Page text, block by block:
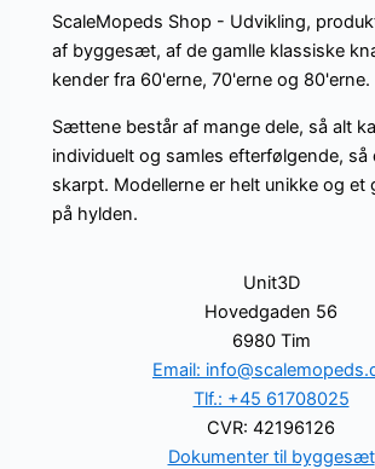
ScaleMopeds Shop - Udvikling,
af byggesæt, af de gamlle klassiske
kender fra 60'erne, 70'erne og 80'erne.
Sættene består af mange dele, så alt
individuelt og samles efterfølgende, så
skarpt. Modellerne er helt unikke og et
på hylden.
Unit3D
Hovedgaden 56
6980 Tim
Email:
Tlf.: +45 61708025
CVR: 42196126
Dokumenter til byggesæt